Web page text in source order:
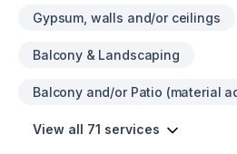
Gypsum, walls and/or ceilings
Balcony & Landscaping
Balcony and/or Patio (material
View all 71 services